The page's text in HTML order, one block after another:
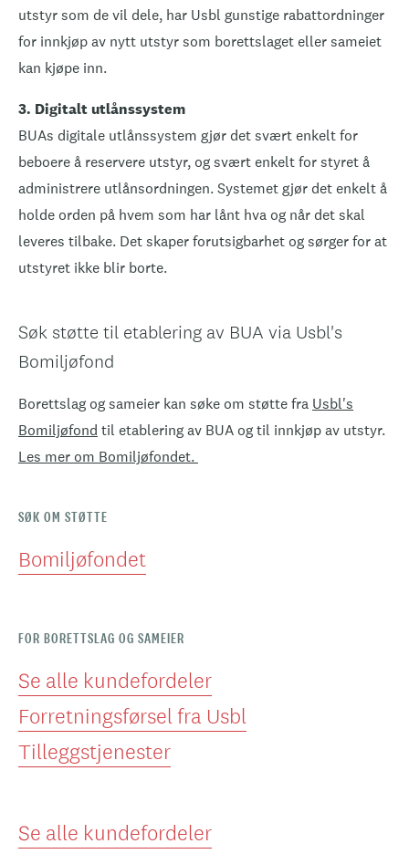
utstyr som de vil dele, har Usbl gunstige rabattordninger
for innkjøp av nytt utstyr som borettslaget eller sameiet
kan kjøpe inn.
3. Digitalt utlånssystem
BUAs digitale utlånssystem gjør det svært enkelt for
beboere å reservere utstyr, og svært enkelt for styret å
administrere utlånsordningen. Systemet gjør det enkelt å
holde orden på hvem som har lånt hva og når det skal
leveres tilbake. Det skaper forutsigbarhet og sørger for at
utstyret ikke blir borte.
Søk støtte til etablering av BUA via Usbl's
Bomiljøfond
Borettslag og sameier kan søke om støtte fra Usbl's
Bomiljøfond til etablering av BUA og til innkjøp av utstyr.
Les mer om Bomiljøfondet.
SØK OM STØTTE
Bomiljøfondet
FOR BORETTSLAG OG SAMEIER
Se alle kundefordeler
Forretningsførsel fra Usbl
Tilleggstjenester
Se alle kundefordeler